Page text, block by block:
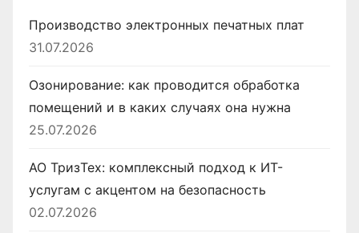
Производство электронных печатных плат
31.07.2026
Озонирование: как проводится обработка
помещений и в каких случаях она нужна
25.07.2026
АО ТризТех: комплексный подход к ИТ-
услугам с акцентом на безопасность
02.07.2026